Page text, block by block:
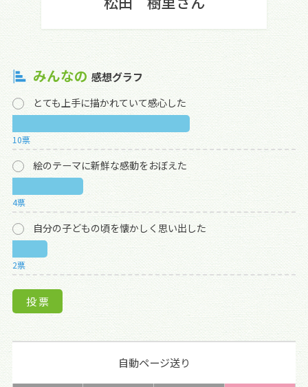
みんなの 感想グラフ
とても上手に描かれていて感心した
10票
絵のテーマに新鮮な感動をおぼえた
4票
自分の子どもの頃を懐かしく思い出した
2票
自動ページ送り